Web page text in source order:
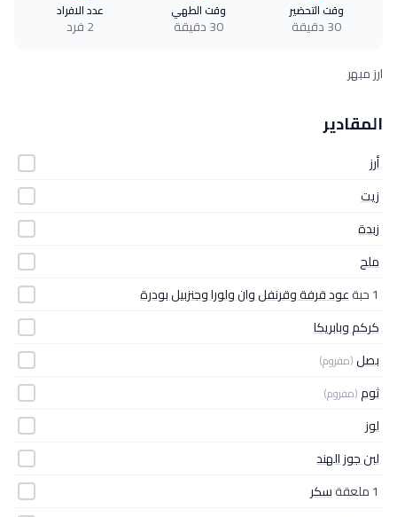
وقت التحضير
30 دقيقة
وقت الطهي
30 دقيقة
عدد الافراد
2 فرد
ارز مبهر
المقادير
أرز
زيت
زبدة
ملح
1 حبة
عود قرفة وقرنفل وان ولورا وجنزبيل بودرة
كركم وبابريكا
بصل(مفروم)
ثوم(مفروم)
لوز
لبن جوز الهند
1 ملعقة
سكر